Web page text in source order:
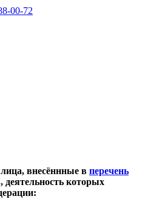
00-72
внесённные в перечень
деятельность которых